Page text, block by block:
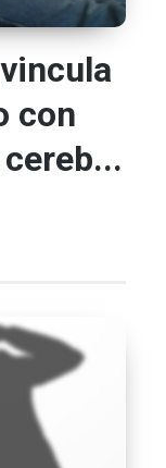
con